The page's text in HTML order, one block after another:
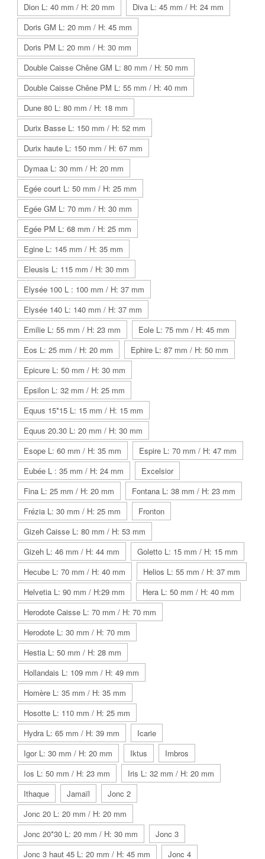
Dion L: 40 mm / H: 20 mm
Diva L: 45 mm / H: 24 mm
Doris GM L: 20 mm / H: 45 mm
Doris PM L: 20 mm / H: 30 mm
Double Caisse Chêne GM L: 80 mm / H: 50 mm
Double Caisse Chêne PM L: 55 mm / H: 40 mm
Dune 80 L: 80 mm / H: 18 mm
Durix Basse L: 150 mm / H: 52 mm
Durix haute L: 150 mm / H: 67 mm
Dymaa L: 30 mm / H: 20 mm
Egée court L: 50 mm / H: 25 mm
Egée GM L: 70 mm / H: 30 mm
Egée PM L: 68 mm / H: 25 mm
Egine L: 145 mm / H: 35 mm
Eleusis L: 115 mm / H: 30 mm
Elysée 100 L : 100 mm / H: 37 mm
Elysée 140 L: 140 mm / H: 37 mm
Emilie L: 55 mm / H: 23 mm
Eole L: 75 mm / H: 45 mm
Eos L: 25 mm / H: 20 mm
Ephire L: 87 mm / H: 50 mm
Epicure L: 50 mm / H: 30 mm
Epsilon L: 32 mm / H: 25 mm
Equus 15*15 L: 15 mm / H: 15 mm
Equus 20.30 L: 20 mm / H: 30 mm
Esope L: 60 mm / H: 35 mm
Espire L: 70 mm / H: 47 mm
Eubée L : 35 mm / H: 24 mm
Excelsior
Fina L: 25 mm / H: 20 mm
Fontana L: 38 mm / H: 23 mm
Frézia L: 30 mm / H: 25 mm
Fronton
Gizeh Caisse L: 80 mm / H: 53 mm
Gizeh L: 46 mm / H: 44 mm
Goletto L: 15 mm / H: 15 mm
Hecube L: 70 mm / H: 40 mm
Helios L: 55 mm / H: 37 mm
Helvetia L: 90 mm / H:29 mm
Hera L: 50 mm / H: 40 mm
Herodote Caisse L: 70 mm / H: 70 mm
Herodote L: 30 mm / H: 70 mm
Hestia L: 50 mm / H: 28 mm
Hollandais L: 109 mm / H: 49 mm
Homère L: 35 mm / H: 35 mm
Hosotte L: 110 mm / H: 25 mm
Hydra L: 65 mm / H: 39 mm
Icarie
Igor L: 30 mm / H: 20 mm
Iktus
Imbros
Ios L: 50 mm / H: 23 mm
Iris L: 32 mm / H: 20 mm
Ithaque
Jamaïl
Jonc 2
Jonc 20 L: 20 mm / H: 20 mm
Jonc 20*30 L: 20 mm / H: 30 mm
Jonc 3
Jonc 3 haut 45 L: 20 mm / H: 45 mm
Jonc 4